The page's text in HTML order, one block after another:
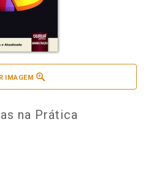
IMAGEM
na Prática